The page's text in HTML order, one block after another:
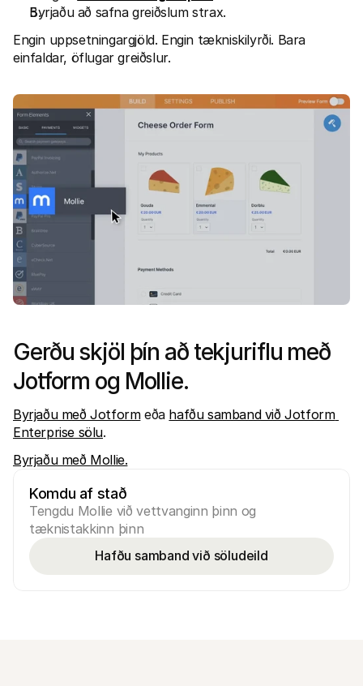
Byrjaðu að safna greiðslum strax.
Engin uppsetningargjöld. Engin tækniskilyrði. Bara
einfaldar, öflugar greiðslur.
Gerðu skjöl þín að tekjuriflu með
Jotform og Mollie.
Byrjaðu með Jotform eða hafðu samband við Jotform
Enterprise sölu.
Byrjaðu með Mollie.
Komdu af stað
Tengdu Mollie við vettvanginn þinn og
tæknistakkinn þinn
Hafðu samband við söludeild